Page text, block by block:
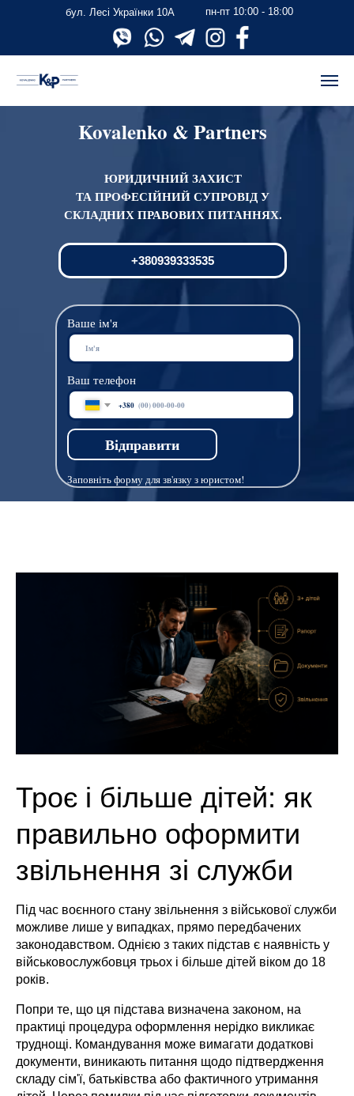
бул. Лесі Українки 10А пн-пт 10:00 - 18:00
Ваше ім'я
Ваш телефон
+380
Відправити
Заповніть форму для зв'язку з юристом!
ЮРИДИЧНИЙ ЗАХИСТ
ТА ПРОФЕСІЙНИЙ СУПРОВІД У
СКЛАДНИХ ПРАВОВИХ ПИТАННЯХ.
Kovalenko & Partners
+380939333535
Троє і більше дітей: як
правильно оформити
звільнення зі служби
Під час воєнного стану звільнення з військової служби
можливе лише у випадках, прямо передбачених
законодавством. Однією з таких підстав є наявність у
військовослужбовця трьох і більше дітей віком до 18
років.
Попри те, що ця підстава визначена законом, на
практиці процедура оформлення нерідко викликає
труднощі. Командування може вимагати додаткові
документи, виникають питання щодо підтвердження
складу сім'ї, батьківства або фактичного утримання